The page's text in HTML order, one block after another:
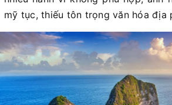
mỹ tục, thiếu tôn trọng văn hóa địa